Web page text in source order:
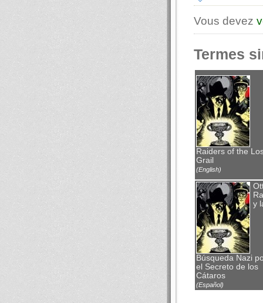
Vous devez
Termes
Raiders of the
Grail
(English)
y
Búsqueda Nazi
el Secreto de los
Cátaros
(Español)